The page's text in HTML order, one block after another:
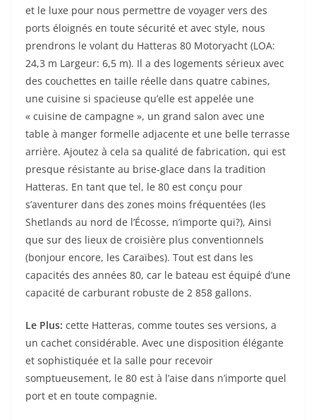
et le luxe pour nous permettre de voyager vers des
ports éloignés en toute sécurité et avec style, nous
prendrons le volant du Hatteras 80 Motoryacht (LOA:
24,3 m Largeur: 6,5 m). Il a des logements sérieux avec
des couchettes en taille réelle dans quatre cabines,
une cuisine si spacieuse qu’elle est appelée une
« cuisine de campagne », un grand salon avec une
table à manger formelle adjacente et une belle terrasse
arrière. Ajoutez à cela sa qualité de fabrication, qui est
presque résistante au brise-glace dans la tradition
Hatteras. En tant que tel, le 80 est conçu pour
s’aventurer dans des zones moins fréquentées (les
Shetlands au nord de l’Écosse, n’importe qui?), Ainsi
que sur des lieux de croisière plus conventionnels
(bonjour encore, les Caraïbes). Tout est dans les
capacités des années 80, car le bateau est équipé d’une
capacité de carburant robuste de 2 858 gallons.
Le Plus: cette Hatteras, comme toutes ses versions, a
un cachet considérable. Avec une disposition élégante
et sophistiquée et la salle pour recevoir
somptueusement, le 80 est à l’aise dans n’importe quel
port et en toute compagnie.